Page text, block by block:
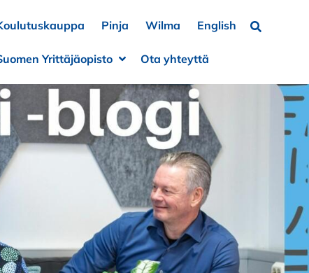
Pinja Wilma English Hae…
alivalikko
alivalikko
Yrittäjäopisto
Avaa alivalikko
Sulje alivalikko
Ota yhteyttä